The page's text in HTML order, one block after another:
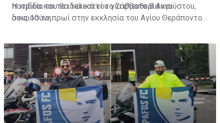
πατρίδα και τα ιδανικά του για ελευθερία και
δικαιοσύνη.
Η κηδεία του θα τελεστεί το Σάββατο 8 Αυγούστου,
στις 10 το πρωί στην εκκλησία του Αγίου Θεράποντος
Πηγή: ΚΥΠΕ